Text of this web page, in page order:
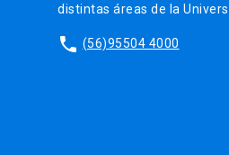
distintas áreas de la
phone (56)95504 4000